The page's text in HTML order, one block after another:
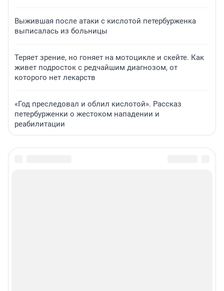
Выжившая после атаки с кислотой петербурженка
выписалась из больницы
Теряет зрение, но гоняет на мотоцикле и скейте. Как
живет подросток с редчайшим диагнозом, от
которого нет лекарств
«Год преследовал и облил кислотой». Рассказ
петербурженки о жестоком нападении и
реабилитации